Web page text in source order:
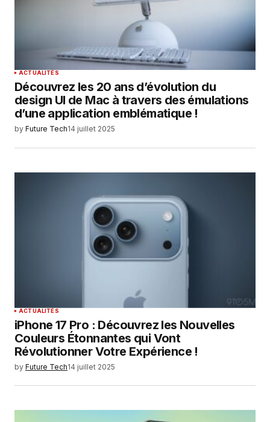
ACTUALITÉS
Découvrez les 20 ans d’évolution du
design UI de Mac à travers des émulations
d’une application emblématique !
by Future Tech14 juillet 2025
ACTUALITÉS
iPhone 17 Pro : Découvrez les Nouvelles
Couleurs Étonnantes qui Vont
Révolutionner Votre Expérience !
by Future Tech14 juillet 2025